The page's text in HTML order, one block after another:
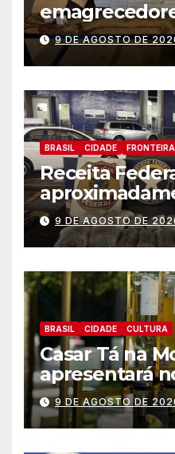
apreendidos
Federal
9 DE AGOSTO DE
BRASIL CIDADE FRONTEIRA
Receita
substância
capulho
9 DE AGOSTO DE
BRASIL CIDADE CULTURA
Casar Tá na
apresentará
casamentos
debutantes
9 DE AGOSTO DE